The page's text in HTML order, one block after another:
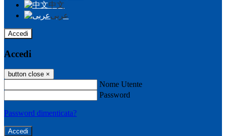
中文
عربى
Accedi
Accedi
button close ×
Nome Utente
Password
Password dimenticata?